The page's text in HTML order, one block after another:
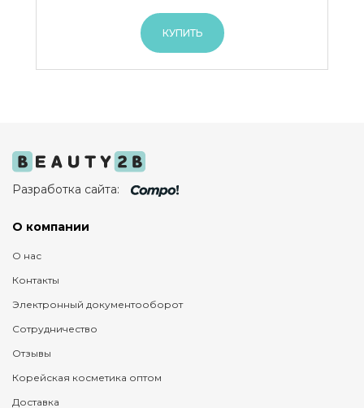
КУПИТЬ
Разработка сайта:
О компании
О нас
Контакты
Электронный документооборот
Сотрудничество
Отзывы
Корейская косметика оптом
Доставка